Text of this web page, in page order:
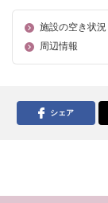
施設の空き状況
周辺情報
シェア